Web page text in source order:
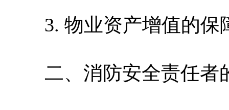
3. 物业资产增值的保
二、消防安全责任者